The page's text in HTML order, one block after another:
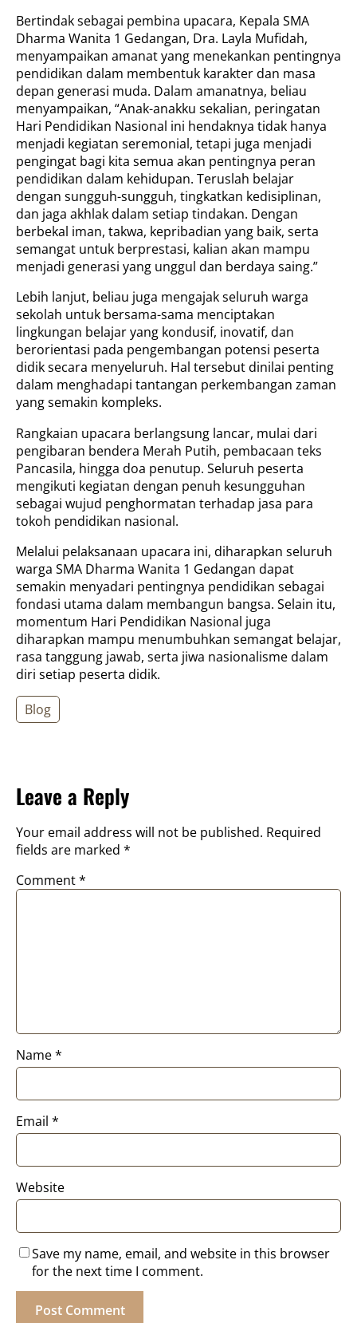
Bertindak sebagai pembina upacara, Kepala SMA
Dharma Wanita 1 Gedangan, Dra. Layla Mufidah,
menyampaikan amanat yang menekankan pentingnya
pendidikan dalam membentuk karakter dan masa
depan generasi muda. Dalam amanatnya, beliau
menyampaikan, “Anak-anakku sekalian, peringatan
Hari Pendidikan Nasional ini hendaknya tidak hanya
menjadi kegiatan seremonial, tetapi juga menjadi
pengingat bagi kita semua akan pentingnya peran
pendidikan dalam kehidupan. Teruslah belajar
dengan sungguh-sungguh, tingkatkan kedisiplinan,
dan jaga akhlak dalam setiap tindakan. Dengan
berbekal iman, takwa, kepribadian yang baik, serta
semangat untuk berprestasi, kalian akan mampu
menjadi generasi yang unggul dan berdaya saing.”
Lebih lanjut, beliau juga mengajak seluruh warga
sekolah untuk bersama-sama menciptakan
lingkungan belajar yang kondusif, inovatif, dan
berorientasi pada pengembangan potensi peserta
didik secara menyeluruh. Hal tersebut dinilai penting
dalam menghadapi tantangan perkembangan zaman
yang semakin kompleks.
Rangkaian upacara berlangsung lancar, mulai dari
pengibaran bendera Merah Putih, pembacaan teks
Pancasila, hingga doa penutup. Seluruh peserta
mengikuti kegiatan dengan penuh kesungguhan
sebagai wujud penghormatan terhadap jasa para
tokoh pendidikan nasional.
Melalui pelaksanaan upacara ini, diharapkan seluruh
warga SMA Dharma Wanita 1 Gedangan dapat
semakin menyadari pentingnya pendidikan sebagai
fondasi utama dalam membangun bangsa. Selain itu,
momentum Hari Pendidikan Nasional juga
diharapkan mampu menumbuhkan semangat belajar,
rasa tanggung jawab, serta jiwa nasionalisme dalam
diri setiap peserta didik.
Blog
Leave a Reply
Your email address will not be published. Required
fields are marked *
Comment*
Name*
Email *
Website
Save my name, email, and website in this browser
for the next time I comment.